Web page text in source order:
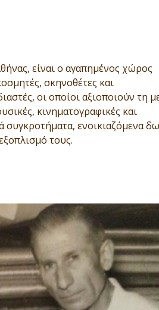
είναι ο αγαπημένος χώρος
σκηνοθέτες και
οι οποίοι αξιοποιούν τη
κινηματογραφικές και
συγκροτήματα, ενοικιαζόμενα
τους.